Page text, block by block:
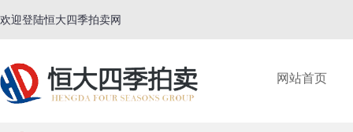
欢迎登陆恒大四季拍卖网
网站首页